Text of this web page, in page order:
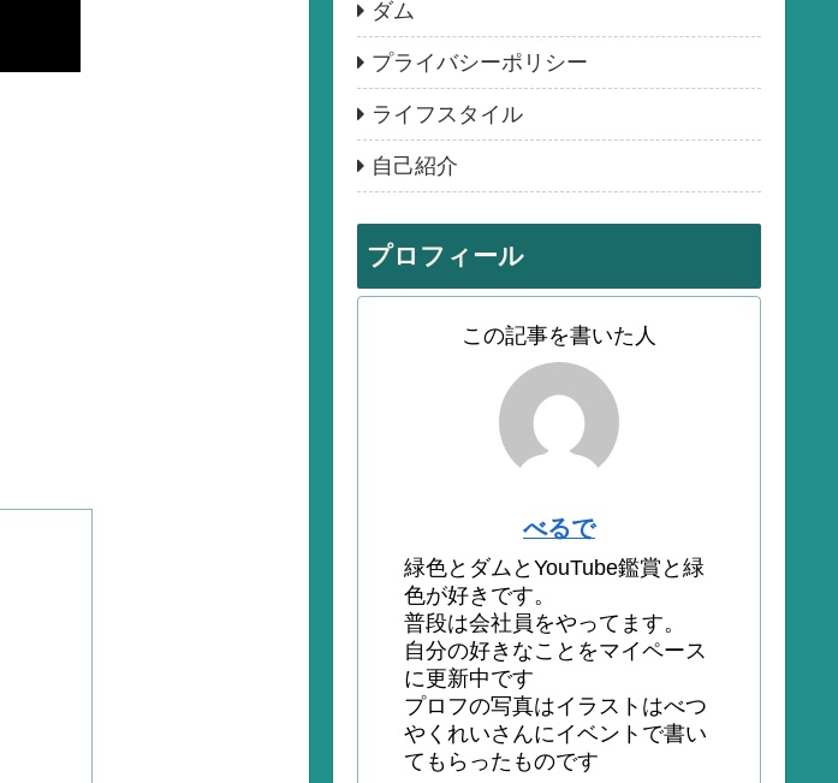
ダム
プライバシーポリシー
ライフスタイル
自己紹介
プロフィール
この記事を書いた人
べるで
緑色とダムとYouTube鑑賞と緑
色が好きです。
普段は会社員をやってます。
自分の好きなことをマイペース
に更新中です
プロフの写真はイラストはべつ
やくれいさんにイベントで書い
てもらったものです